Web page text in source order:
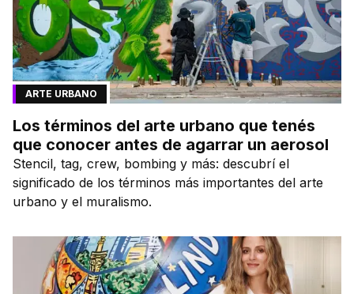
ARTE URBANO
Los términos del arte urbano que tenés
que conocer antes de agarrar un aerosol
Stencil, tag, crew, bombing y más: descubrí el
significado de los términos más importantes del arte
urbano y el muralismo.